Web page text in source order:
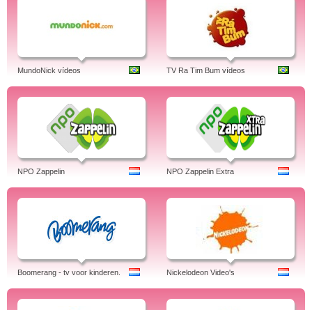
MundoNick vídeos TV Ra Tim Bum vídeos
NPO Zappelin NPO Zappelin Extra
Boomerang - tv voor kinderen. Nickelodeon Video's